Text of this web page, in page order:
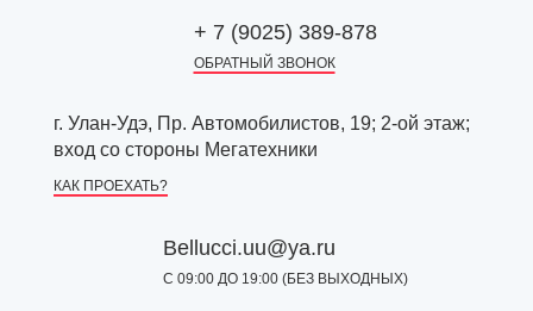
+ 7 (9025) 389-878
ОБРАТНЫЙ ЗВОНОК
г. Улан-Удэ, Пр. Автомобилистов, 19; 2-ой этаж;
вход со стороны Мегатехники
КАК ПРОЕХАТЬ?
Bellucci.uu@ya.ru
С 09:00 ДО 19:00 (БЕЗ ВЫХОДНЫХ)